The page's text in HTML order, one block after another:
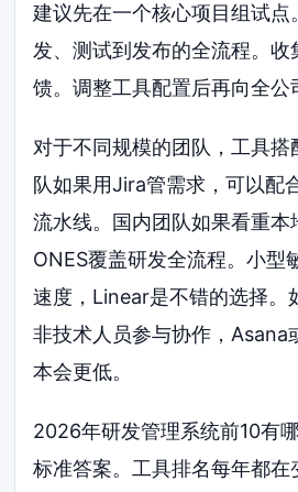
建议先在一个核心项目组试点
发、测试到发布的全流程。收
馈。调整工具配置后再向全公
对于不同规模的团队，工具搭
队如果用Jira管需求，可以配
流水线。国内团队如果看重本
ONES覆盖研发全流程。小型
速度，Linear是不错的选择。
非技术人员参与协作，
本会更低。
2026年研发管理系统前10有
标准答案。工具排名每年都在